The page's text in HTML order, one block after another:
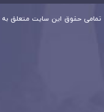
تمامی حقوق این سایت متعلق به